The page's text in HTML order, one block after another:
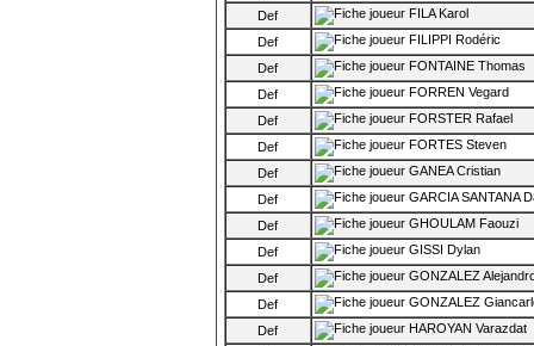
Def
FILA Karol
Def
FILIPPI Rodéric
Def
FONTAINE Thomas
Def
FORREN Vegard
Def
FORSTER Rafael
Def
FORTES Steven
Def
GANEA Cristian
Def
GARCIA SANTANA
Def
GHOULAM Faouzi
Def
GISSI Dylan
Def
GONZALEZ
Def
GONZALEZ
Def
HAROYAN Varazdat